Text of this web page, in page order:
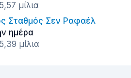
μίλια
Σταθμός Σεν Ραφαέλ
ημέρα
μίλια